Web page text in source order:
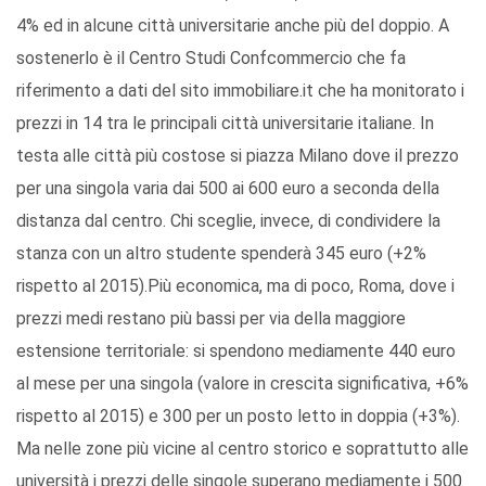
4% ed in alcune città universitarie anche più del doppio. A
sostenerlo è il Centro Studi Confcommercio che fa
riferimento a dati del sito immobiliare.it che ha monitorato i
prezzi in 14 tra le principali città universitarie italiane. In
testa alle città più costose si piazza Milano dove il prezzo
per una singola varia dai 500 ai 600 euro a seconda della
distanza dal centro. Chi sceglie, invece, di condividere la
stanza con un altro studente spenderà 345 euro (+2%
rispetto al 2015).Più economica, ma di poco, Roma, dove i
prezzi medi restano più bassi per via della maggiore
estensione territoriale: si spendono mediamente 440 euro
al mese per una singola (valore in crescita significativa, +6%
rispetto al 2015) e 300 per un posto letto in doppia (+3%).
Ma nelle zone più vicine al centro storico e soprattutto alle
università i prezzi delle singole superano mediamente i 500